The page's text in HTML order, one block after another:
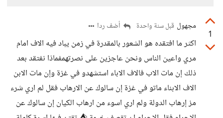
1
مجهول قبل سنة واحدة أضف ردا
اكثر ما افتقده هو الشعور بالمقدرة في زمن يباد فيه الاف امام
مري واعين الناس ونحن عاجزين على نصرتهمفماذا نفتقد بعد
ذلك إن مات الاب فالاف الاباء استشهدو في غزة وإن مات الابن
الاف الابناء ماتو في غزة إن سالوك عن الارهاب فقل لم اري شرء
مز إرهاب الدولة ولم اري اسوء من ارهاب الكيان إن سالوك عن